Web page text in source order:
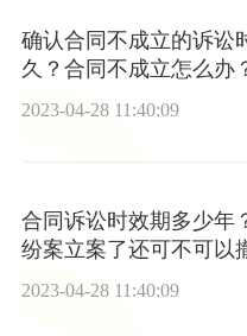
确认合同不成立的诉讼
久？合同不成立怎么办
2023-04-28 11:40:09
合同诉讼时效期多少年
纷案立案了还可不可以
2023-04-28 11:40:09